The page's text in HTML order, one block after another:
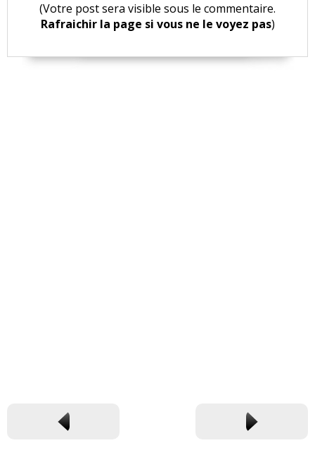
(Votre post sera visible sous le commentaire.
Rafraichir la page si vous ne le voyez pas)